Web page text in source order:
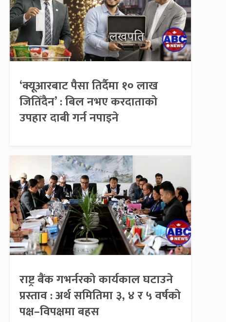
‘क्यूआरबाट पैसा तिर्दैमा १० लाख
जितिँदैन’ : बिल नभए करदाताको
उपहार दाबी गर्न नपाइने
राष्ट्र बैंक गभर्नरको कार्यकाल घटाउने
प्रस्ताव : अर्थ समितिमा ३, ४ र ५ वर्षको
पक्ष–विपक्षमा बहस